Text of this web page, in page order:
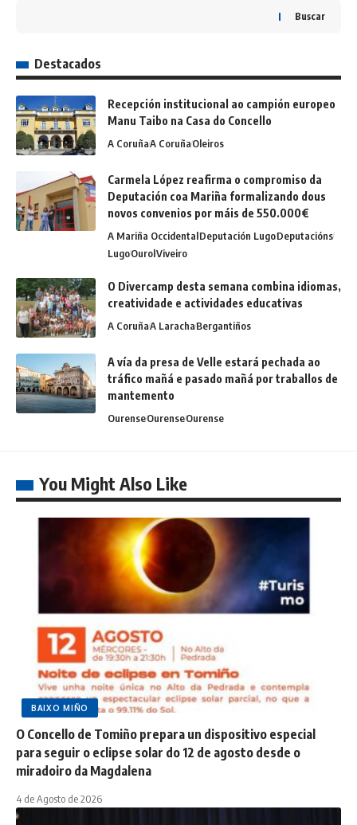
Buscar
Destacados
Recepción institucional ao campión europeo
Manu Taibo na Casa do Concello
A CoruñaA CoruñaOleiros
Carmela López reafirma o compromiso da
Deputación coa Mariña formalizando dous
novos convenios por máis de 550.000€
A Mariña OccidentalDeputación LugoDeputacións
LugoOurolViveiro
O Divercamp desta semana combina idiomas,
creatividade e actividades educativas
A CoruñaA LarachaBergantiños
A vía da presa de Velle estará pechada ao
tráfico mañá e pasado mañá por traballos de
mantemento
OurenseOurenseOurense
You Might Also Like
BAIXO MIÑO
O Concello de Tomiño prepara un dispositivo especial
para seguir o eclipse solar do 12 de agosto desde o
miradoiro da Magdalena
4 de Agosto de 2026